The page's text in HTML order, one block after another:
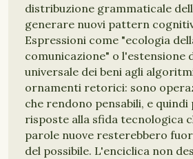
distribuzione grammaticale
generare nuovi pattern
Espressioni come "ecologia
comunicazione" o l'estensione
universale dei beni agli
ornamenti retorici: sono
che rendono pensabili, e quindi
risposte alla sfida tecnologica
parole nuove resterebbero
del possibile. L'enciclica non